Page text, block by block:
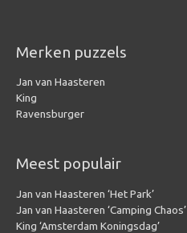
Merken puzzels
Jan van Haasteren
King
Ravensburger
Meest populair
Jan van Haasteren ‘Het Park’
Jan van Haasteren ‘Camping Chaos’
King ‘Amsterdam Koningsdag’